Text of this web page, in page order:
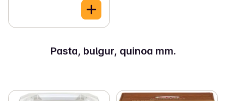
Pasta, bulgur, quinoa mm.